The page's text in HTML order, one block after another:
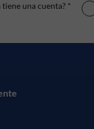
tiene una cuenta? *